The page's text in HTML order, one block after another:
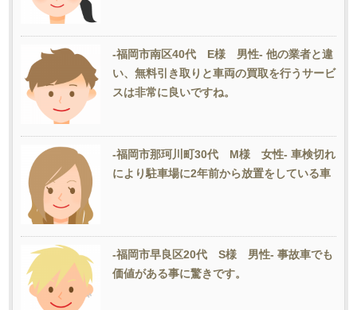
-福岡市南区40代 E様 男性- 他の業者と違
い、無料引き取りと車両の買取を行うサービ
スは非常に良いですね。
-福岡市那珂川町30代 M様 女性- 車検切れ
により駐車場に2年前から放置をしている車
-福岡市早良区20代 S様 男性- 事故車でも
価値がある事に驚きです。